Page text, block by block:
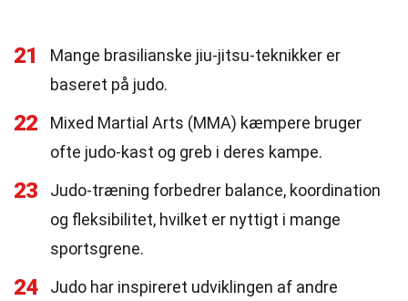
21
Mange brasilianske jiu-jitsu-teknikker er
baseret på judo.
22
Mixed Martial Arts (MMA) kæmpere bruger
ofte judo-kast og greb i deres kampe.
23
Judo-træning forbedrer balance, koordination
og fleksibilitet, hvilket er nyttigt i mange
sportsgrene.
24
Judo har inspireret udviklingen af andre